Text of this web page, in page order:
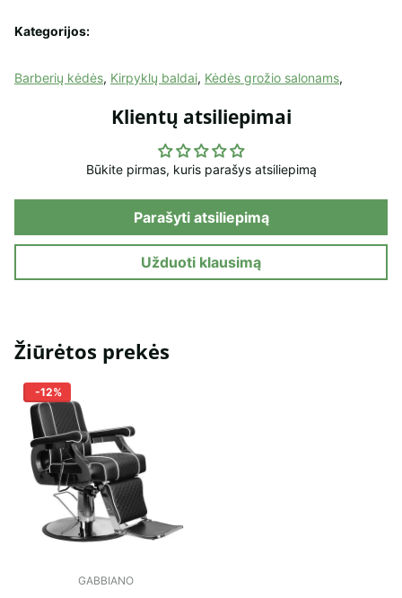
Kategorijos:
Barberių kėdės, Kirpyklų baldai, Kėdės grožio salonams,
Klientų atsiliepimai
Būkite pirmas, kuris parašys atsiliepimą
Parašyti atsiliepimą
Užduoti klausimą
Žiūrėtos prekės
-12%
GABBIANO